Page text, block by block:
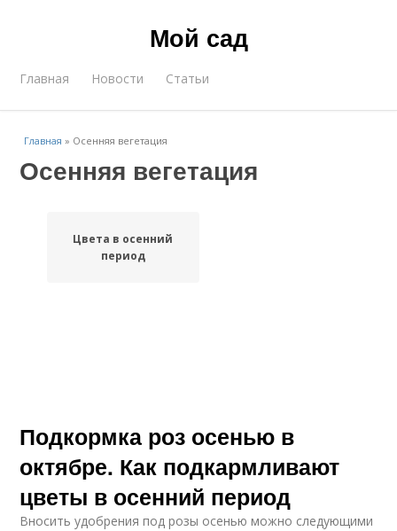
Мой сад
Главная Новости Статьи
Главная » Осенняя вегетация
Осенняя вегетация
Цвета в осенний
период
Подкормка роз осенью в
октябре. Как подкармливают
цветы в осенний период
Вносить удобрения под розы осенью можно следующими